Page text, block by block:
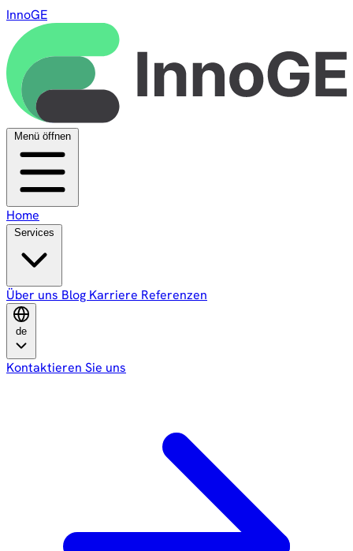
InnoGE
Menü öffnen
Home
Services
Über uns Blog Karriere Referenzen
de
Kontaktieren Sie uns